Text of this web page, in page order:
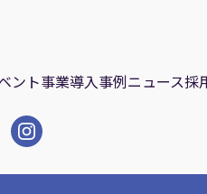
ント事業導入事例ニュース採